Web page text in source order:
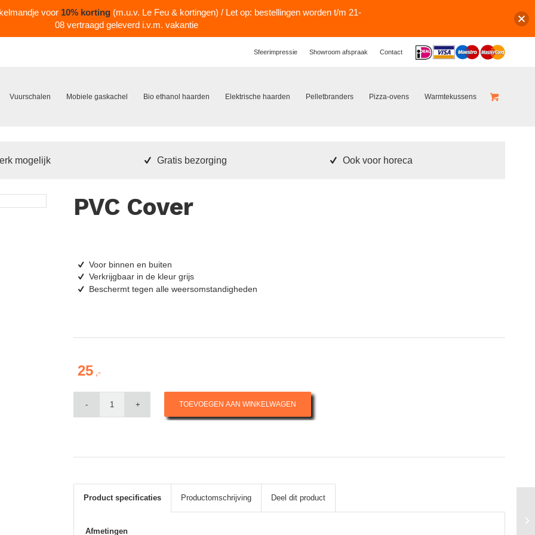
Sfeerimpressie Showroom afspraak Contact Logos
Vuurschalen Mobiele gaskachel Bio ethanol haarden Elektrische haarden Pelletbranders Pizza-ovens Warmtekussens
mogelijk Gratis bezorging Ook voor horeca
PVC Cover
Voor binnen en buiten
Verkrijgbaar in de kleur grijs
Beschermt tegen alle weersomstandigheden
25
TOEVOEGEN AAN WINKELWAGEN
Product specificaties Productomschrijving Deel dit product
Afmetingen
voor 10% korting (m.u.v. Le Feu & kortingen) / Let op: bestellingen worden t/m 21-
08 vertraagd geleverd i.v.m. vakantie